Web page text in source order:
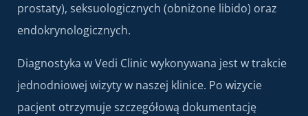
prostaty), seksuologicznych (obniżone libido) oraz
endokrynologicznych.
Diagnostyka w Vedi Clinic wykonywana jest w trakcie
jednodniowej wizyty w naszej klinice. Po wizycie
pacjent otrzymuje szczegółową dokumentację